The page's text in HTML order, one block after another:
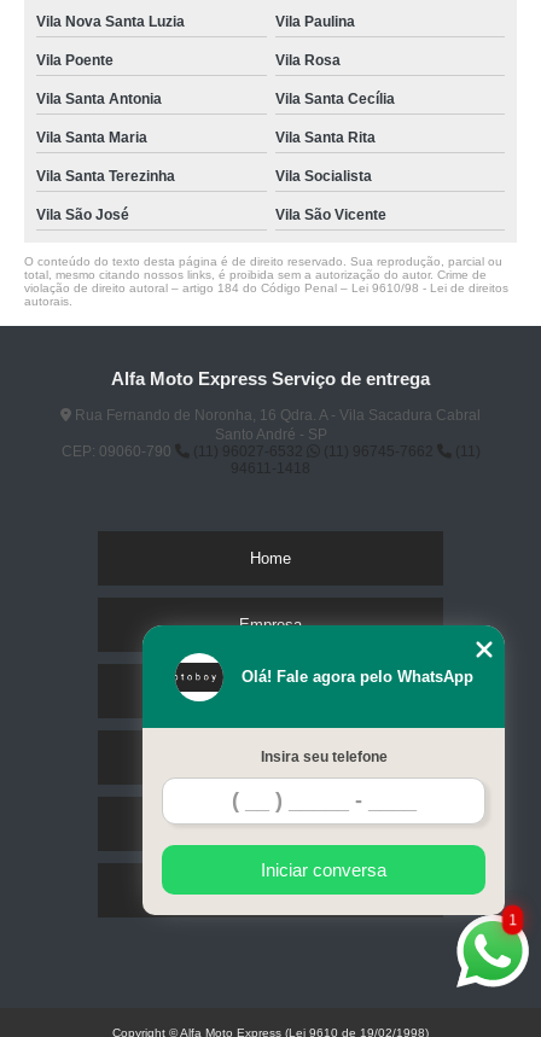
Vila Nova Santa Luzia Vila Paulina
Vila Poente Vila Rosa
Vila Santa Antonia Vila Santa Cecília
Vila Santa Maria Vila Santa Rita
Vila Santa Terezinha Vila Socialista
Vila São José Vila São Vicente
O conteúdo do texto desta página é de direito reservado. Sua reprodução, parcial ou
total, mesmo citando nossos links, é proibida sem a autorização do autor. Crime de
violação de direito autoral – artigo 184 do Código Penal – Lei 9610/98 - Lei de direitos
autorais
Alfa Moto Express Serviço de entrega
Rua Fernando de Noronha, 16 Qdra. A - Vila Sacadura Cabral
Santo André - SP
CEP: 09060-790
(11) 96027-6532 (11) 96745-7662
(11)
94611-1418
Home
Empresa
Serviços
Contato
Mapa do site
1
Olá! Fale agora pelo WhatsApp
Insira seu telefone
Iniciar conversa
Copyright © Alfa Moto Express (Lei 9610 de 19/02/1998)